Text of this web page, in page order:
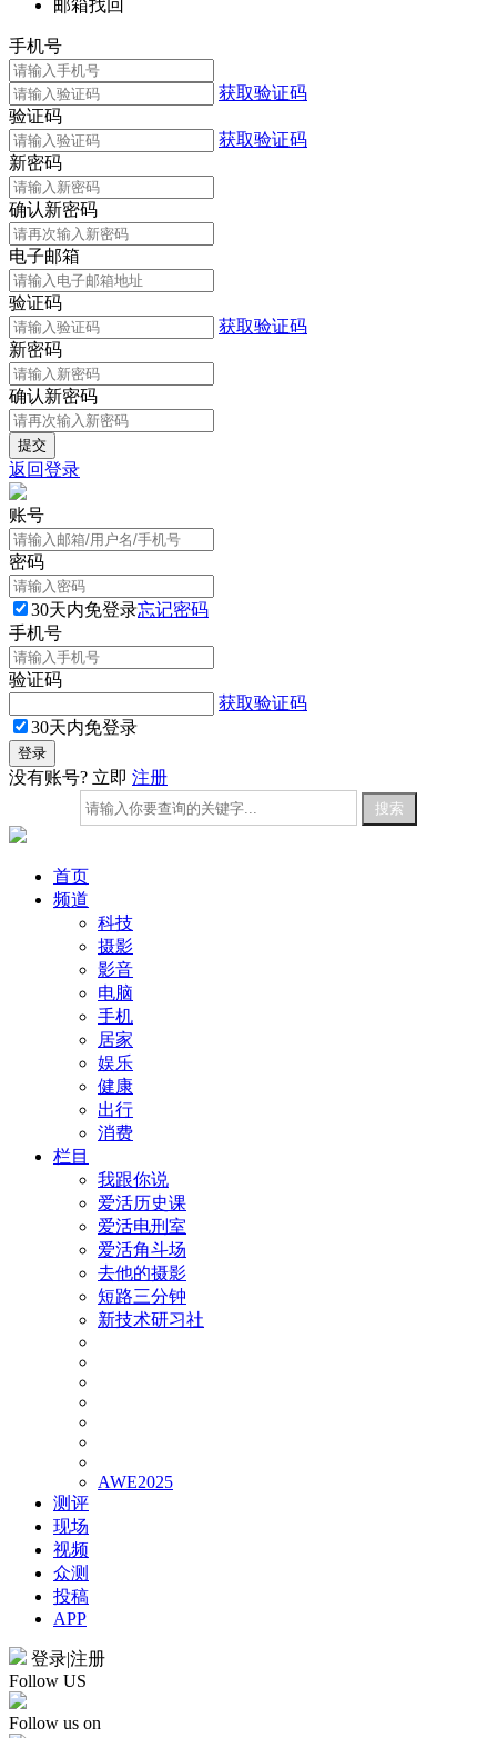
邮箱找回
手机号
获取验证码
验证码
获取验证码
新密码
确认新密码
电子邮箱
验证码
获取验证码
新密码
确认新密码
返回登录
账号
密码
30天内免登录忘记密码
手机号
验证码
获取验证码
30天内免登录
没有账号? 立即 注册
首页
频道
科技
摄影
影音
电脑
手机
居家
娱乐
健康
出行
消费
栏目
我跟你说
爱活历史课
爱活电刑室
爱活角斗场
去他的摄影
短路三分钟
新技术研习社
AWE2025
测评
现场
视频
众测
投稿
APP
登录|注册
Follow US
Follow us on